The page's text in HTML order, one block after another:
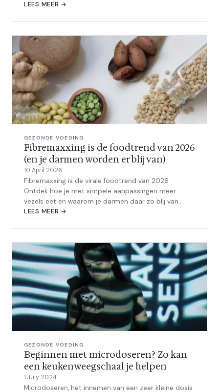
LEES MEER →
GEZONDE VOEDING
Fibremaxxing is de foodtrend van 2026
(en je darmen worden er blij van)
10 April 2026
Fibremaxxing is de virale foodtrend van 2026.
Ontdek hoe je met simpele aanpassingen meer
vezels eet en waarom je darmen daar zo blij van
worden.
LEES MEER →
GEZONDE VOEDING
Beginnen met microdoseren? Zo kan
een keukenweegschaal je helpen
1 July 2024
Microdoseren, het innemen van een zeer kleine dosis